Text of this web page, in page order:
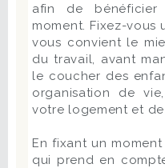
afin de
moment. Fixez-vous
vous convient le
du travail, avant
le coucher des
organisation de
votre logement et
En fixant un
qui prend en